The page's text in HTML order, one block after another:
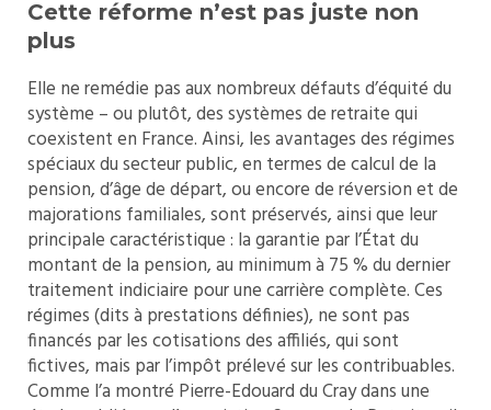
Cette réforme n’est pas juste non
plus
Elle ne remédie pas aux nombreux défauts d’équité du
système – ou plutôt, des systèmes de retraite qui
coexistent en France. Ainsi, les avantages des régimes
spéciaux du secteur public, en termes de calcul de la
pension, d’âge de départ, ou encore de réversion et de
majorations familiales, sont préservés, ainsi que leur
principale caractéristique : la garantie par l’État du
montant de la pension, au minimum à 75 % du dernier
traitement indiciaire pour une carrière complète. Ces
régimes (dits à prestations définies), ne sont pas
financés par les cotisations des affiliés, qui sont
fictives, mais par l’impôt prélevé sur les contribuables.
Comme l’a montré Pierre-Edouard du Cray dans une